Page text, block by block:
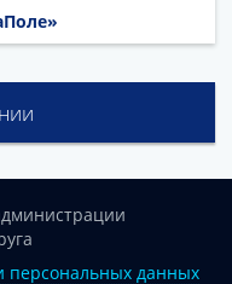
данных